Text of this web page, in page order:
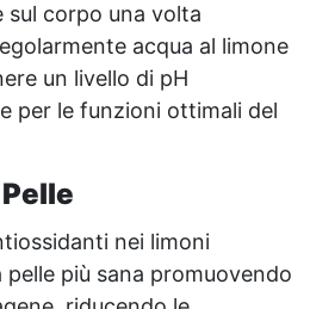
corpo una volta
acqua al limone
un livello di pH
per le funzioni ottimali del
nei limoni
più sana promuovendo